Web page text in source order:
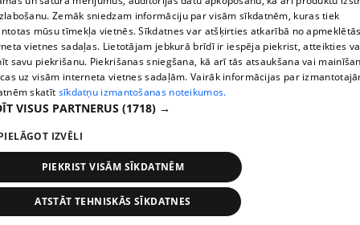
TV programma
Līguma noteikumi
360 Ziņu kontakti
Helio Media
Portāla palīdzības dienests: e-pasts -
All rights reserved.
Ziņas Meklēt 1188 play
Zemāk sniedzam informāciju par visām sīkdatnēm, kuras tiek
mūsu tīmekļa vietnēs. Sīkdatnes var atšķirties atkarībā no
vietnes sadaļas. Lietotājam jebkurā brīdī ir iespēja piekrist, atteikties
savu piekrišanu. Piekrišanas sniegšana, kā arī tās atsaukšana vai
uz visām interneta vietnes sadaļām. Vairāk informācijas par
skatīt sīkdatņu izmantošanas noteikumos.
VISUS PARTNERUS (1718) →
IZVĒLI
PIEKRIST VISĀM SĪKDATNĒM
ATSTĀT TEHNISKĀS SĪKDATNES